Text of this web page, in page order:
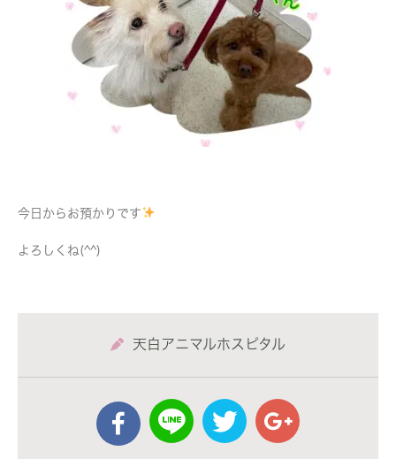
今日からお預かりです
よろしくね(^^)
天白アニマルホスピタル